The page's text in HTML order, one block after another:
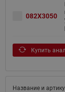
082X3050
Купить